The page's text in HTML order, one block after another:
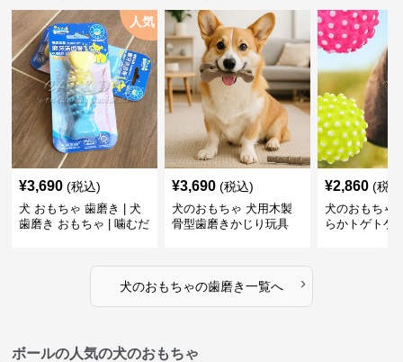
人気
¥3,690 (税込)
犬 おもちゃ 歯磨き | 犬
歯磨き おもちゃ | 噛むだ
¥3,690 (税込)
犬のおもちゃ 犬用木製
骨型歯磨きかじり玩具
¥2,860 (税
犬のおもちゃ
らかトゲトゲ
犬のおもちゃの歯磨き一覧へ ›
ボールの人気の犬のおもちゃ